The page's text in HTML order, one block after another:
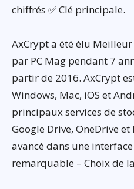
chiffrés ✅ Clé principale.
AxCrypt a été élu
par PC Mag pendant 7
partir de 2016. AxCrypt
Windows, Mac, iOS et
principaux services de
Google Drive, OneDrive
avancé dans une
remarquable – Choix de